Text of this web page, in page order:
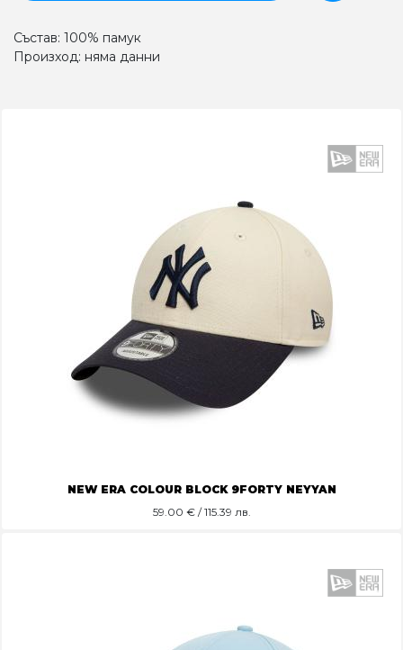
Състав: 100% памук
Произход: няма данни
NEW ERA COLOUR BLOCK 9FORTY NEYYAN
59.00 € / 115.39 лв.